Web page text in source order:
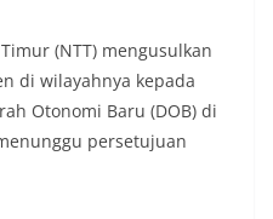
(NTT) mengusulkan
di wilayahnya kepada
Otonomi Baru (DOB) di
persetujuan